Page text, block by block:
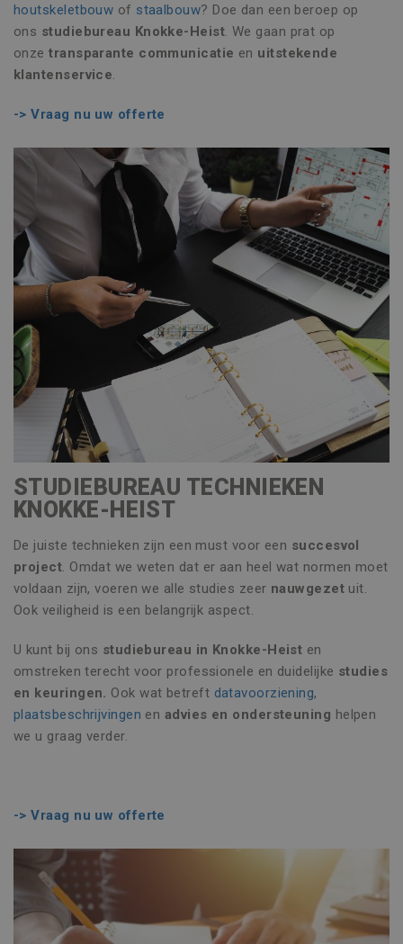
houtskeletbouw of staalbouw? Doe dan een beroep op
ons studiebureau Knokke-Heist. We gaan prat op
onzetransparante communicatie en uitstekende
klantenservice.
-> Vraag nu uw offerte
STUDIEBUREAU TECHNIEKEN
KNOKKE-HEIST
De juiste technieken zijn een must voor een succesvol
project. Omdat we weten dat er aan heel wat normen moet
voldaan zijn, voeren we alle studies zeer nauwgezetuit.
Ook veiligheid is een belangrijk aspect.
U kunt bij ons studiebureau in Knokke-Heist en
omstreken terecht voor professionele en duidelijke studies
en keuringen. Ook wat betreft datavoorziening,
plaatsbeschrijvingen en advies en ondersteuning helpen
we u graag verder.
-> Vraag nu uw offerte